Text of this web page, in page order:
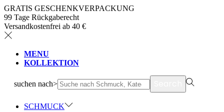
GRATIS GESCHENKVERPACKUNG
99 Tage Rückgaberecht
Versandkostenfrei ab 40 €
MENU
KOLLEKTION
suchen nach>
SCHMUCK